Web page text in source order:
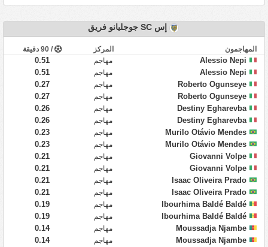
إس SC جوجليانو فريق
المهاجمون المركز / 90 دقيقة
Alessio Nepi مهاجم
0.51
Alessio Nepi
مهاجم
0.51
Roberto Ogunseye
مهاجم
0.27
Roberto Ogunseye
مهاجم
0.27
Destiny Egharevba
مهاجم
0.26
Destiny Egharevba
مهاجم
0.26
Murilo Otávio Mendes
مهاجم
0.23
Murilo Otávio Mendes
مهاجم
0.23
Giovanni Volpe
مهاجم
0.21
Giovanni Volpe
مهاجم
0.21
Isaac Oliveira Prado
مهاجم
0.21
Isaac Oliveira Prado
مهاجم
0.21
Ibourhima Baldé Baldé
مهاجم
0.19
Ibourhima Baldé Baldé
مهاجم
0.19
Moussadja Njambe
مهاجم
0.14
Moussadja Njambe
مهاجم
0.14